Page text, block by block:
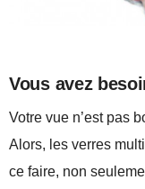
Vous avez
Votre vue n’est pas
Alors, les verres
ce faire, non